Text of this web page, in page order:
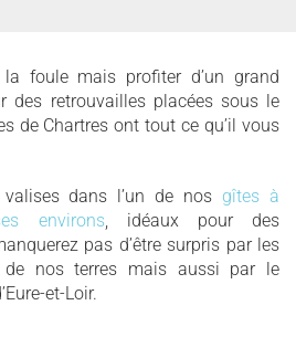
foule mais profiter d’un grand
des retrouvailles placées sous le
de Chartres ont tout ce qu’il vous
dans l’un de nos gîtes à
environs, idéaux pour des
pas d’être surpris par les
de nos terres mais aussi par le
et-Loir.